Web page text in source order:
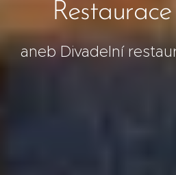
aneb Divadelní